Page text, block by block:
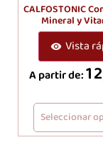
CALFOSTONIC
Mineral y
Vista
A partir de:
Seleccionar